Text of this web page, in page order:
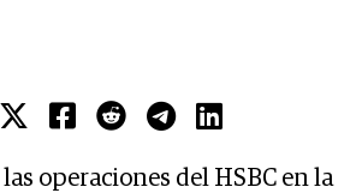
operaciones del HSBC en la